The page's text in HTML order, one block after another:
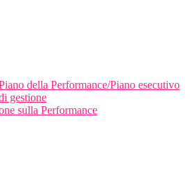
della Performance/Piano esecutivo
gestione
sulla Performance